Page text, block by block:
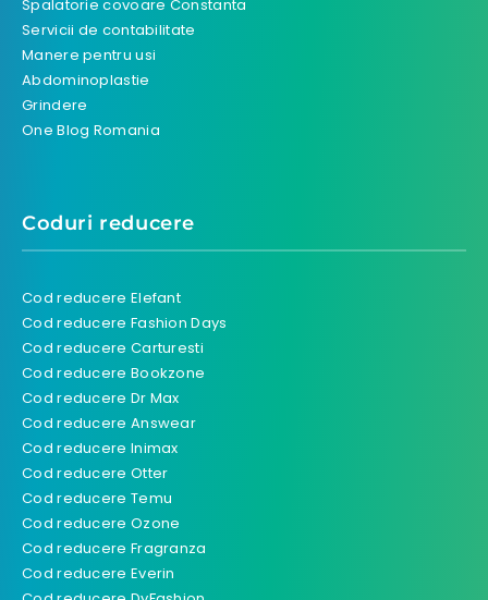
Spalatorie covoare Constanta
Servicii de contabilitate
Manere pentru usi
Abdominoplastie
Grindere
One Blog Romania
Coduri reducere
Cod reducere Elefant
Cod reducere Fashion Days
Cod reducere Carturesti
Cod reducere Bookzone
Cod reducere Dr Max
Cod reducere Answear
Cod reducere Inimax
Cod reducere Otter
Cod reducere Temu
Cod reducere Ozone
Cod reducere Fragranza
Cod reducere Everin